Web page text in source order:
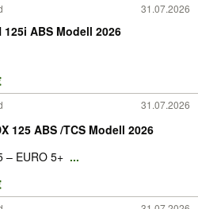
31.07.2026
NH 125i ABS Modell 2026
31.07.2026
Sym ADX 125 ABS /TCS Modell 2026
– EURO 5+ ...